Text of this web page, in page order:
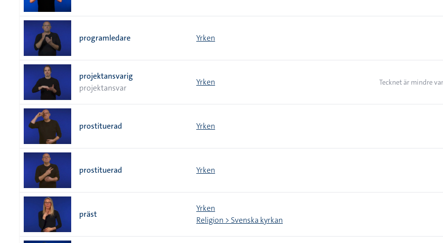
programledare Yrken
projektansvarig
projektansvar
Yrken Tecknet är mindre
prostituerad Yrken
prostituerad Yrken
präst
Yrken
Religion > Svenska kyrkan